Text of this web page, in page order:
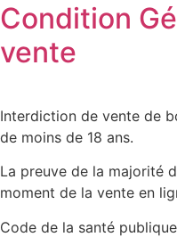
Condition
vente
Interdiction de vente de
de moins de 18 ans.
La preuve de la majorité
moment de la vente en
Code de la santé